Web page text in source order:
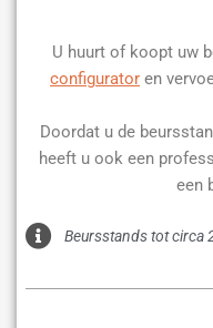
U huurt of koopt uw
configurator en
Doordat u de
heeft u ook een
een
Beursstands tot circa